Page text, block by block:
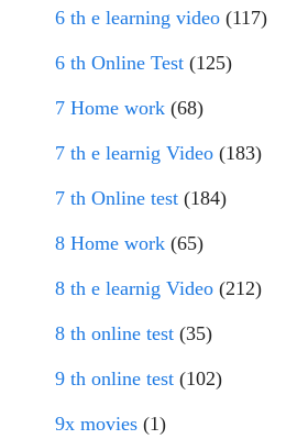
6 th e learning video (117)
6 th Online Test (125)
7 Home work (68)
7 th e learnig Video (183)
7 th Online test (184)
8 Home work (65)
8 th e learnig Video (212)
8 th online test (35)
9 th online test (102)
9x movies (1)